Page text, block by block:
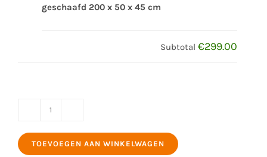
geschaafd 200 x 50 x 45 cm
Subtotal €299.00
houten
bloembak
TOEVOEGEN AAN WINKELWAGEN